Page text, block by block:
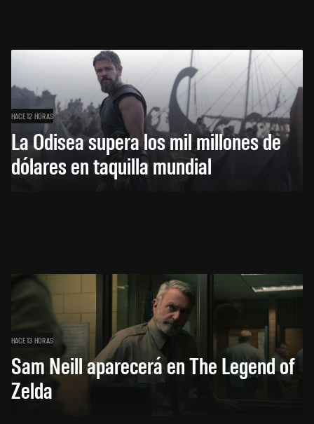
HACE 12 HORAS
La Odisea supera los mil millones de
dólares en taquilla mundial
HACE 13 HORAS
Sam Neill aparecerá en The Legend of
Zelda